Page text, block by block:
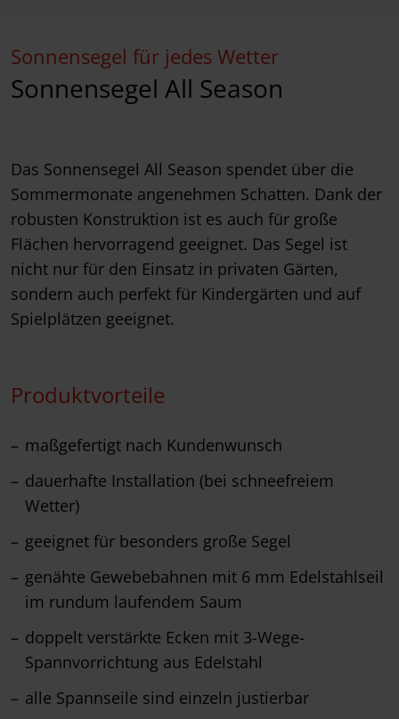
Sonnensegel für jedes Wetter
Sonnensegel All Season
Das Sonnensegel All Season spendet über die
Sommermonate angenehmen Schatten. Dank der
robusten Konstruktion ist es auch für große
Flächen hervorragend geeignet. Das Segel ist
nicht nur für den Einsatz in privaten Gärten,
sondern auch perfekt für Kindergärten und auf
Spielplätzen geeignet.
Produktvorteile
maßgefertigt nach Kundenwunsch
dauerhafte Installation (bei schneefreiem
Wetter)
geeignet für besonders große Segel
genähte Gewebebahnen mit 6 mm Edelstahlseil
im rundum laufendem Saum
doppelt verstärkte Ecken mit 3-Wege-
Spannvorrichtung aus Edelstahl
alle Spannseile sind einzeln justierbar